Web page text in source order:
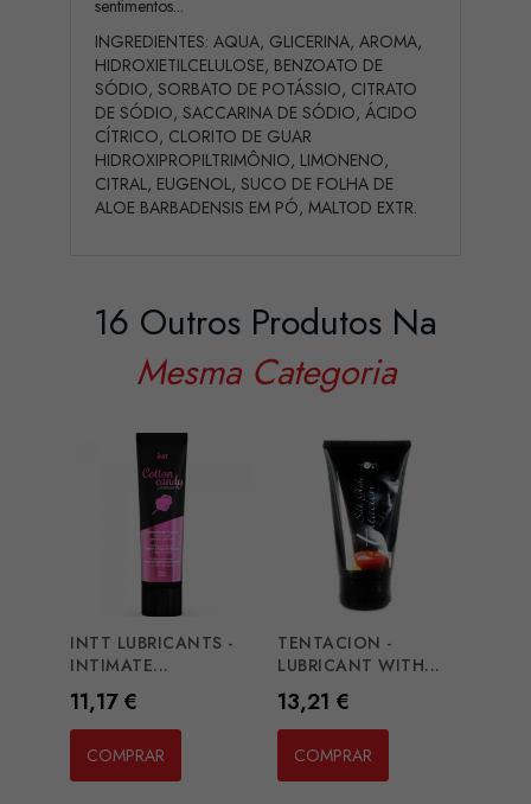
sentimentos...
INGREDIENTES: AQUA, GLICERINA, AROMA,
HIDROXIETILCELULOSE, BENZOATO DE
SÓDIO, SORBATO DE POTÁSSIO, CITRATO
DE SÓDIO, SACCARINA DE SÓDIO, ÁCIDO
CÍTRICO, CLORITO DE GUAR
HIDROXIPROPILTRIMÔNIO, LIMONENO,
CITRAL, EUGENOL, SUCO DE FOLHA DE
ALOE BARBADENSIS EM PÓ, MALTOD EXTR.
16 Outros Produtos Na
Mesma Categoria
INTT LUBRICANTS -
INTIMATE...
Preço
11,17 €
COMPRAR
TENTACION -
LUBRICANT WITH...
Preço
13,21 €
COMPRAR